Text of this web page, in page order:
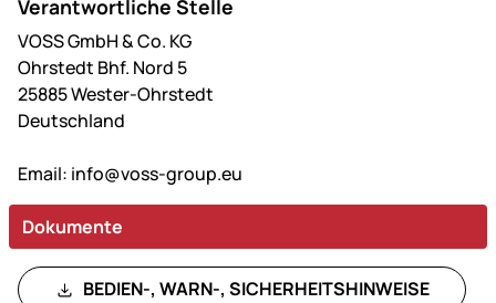
Verantwortliche Stelle
VOSS GmbH & Co. KG
Ohrstedt Bhf. Nord 5
25885 Wester-Ohrstedt
Deutschland
Email: info@voss-group.eu
Dokumente
BEDIEN-, WARN-, SICHERHEITSHINWEISE